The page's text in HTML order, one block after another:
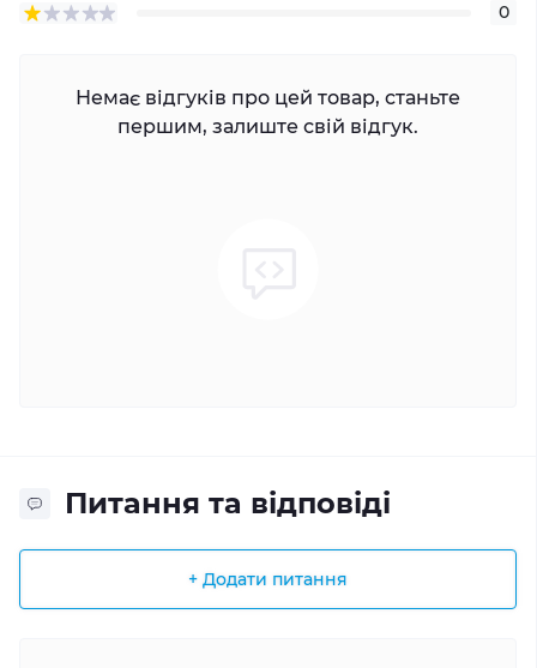
0
Немає відгуків про цей товар, станьте
першим, залиште свій відгук.
Питання та відповіді
+ Додати питання